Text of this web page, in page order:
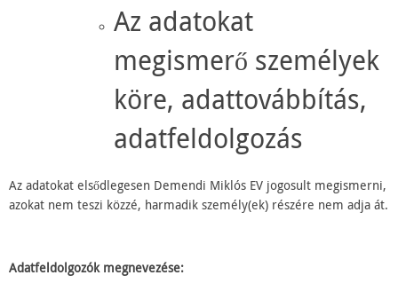
Az adatokat
megismerő személyek
köre, adattovábbítás,
adatfeldolgozás
Az adatokat elsődlegesen Demendi Miklós EV jogosult megismerni,
azokat nem teszi közzé, harmadik személy(ek) részére nem adja át.
Adatfeldolgozók megnevezése: